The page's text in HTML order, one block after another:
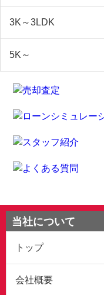
3K～3LDK
5K～
当社について
トップ
会社概要